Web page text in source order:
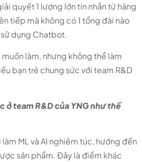
quyết 1 lượng lớn tin nhắn từ hàng
tiếp mà không có 1 tổng đài nào
dụng Chatbot.
muốn làm, nhưng không thể làm
bạn trẻ chung sức với team R&D
ở team R&D của YNG như thế
làm ML và AI nghiêm túc, hướng đến
sản phẩm. Đây là điểm khác